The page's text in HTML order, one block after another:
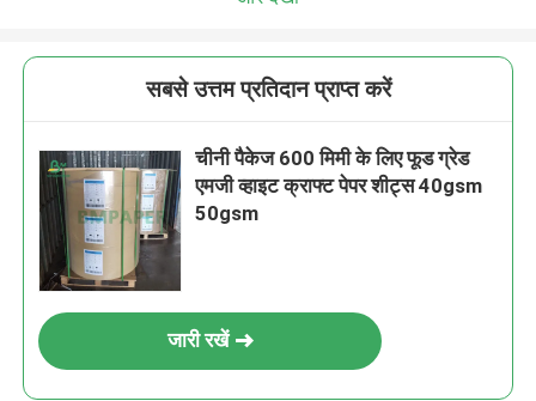
सबसे उत्तम प्रतिदान प्राप्त करें
चीनी पैकेज 600 मिमी के लिए फूड ग्रेड
एमजी व्हाइट क्राफ्ट पेपर शीट्स 40gsm
50gsm
जारी रखें